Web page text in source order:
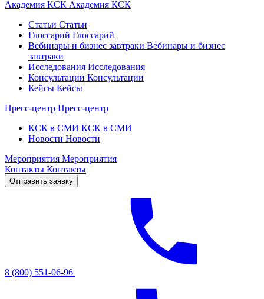
Академия КСК Академия КСК
Статьи Статьи
Глоссарий Глоссарий
Вебинары и бизнес завтраки Вебинары и бизнес
завтраки
Исследования Исследования
Консультации Консультации
Кейсы Кейсы
Пресс-центр Пресс-центр
КСК в СМИ КСК в СМИ
Новости Новости
Мероприятия Мероприятия
Контакты Контакты
Отправить заявку
8 (800) 551-06-96